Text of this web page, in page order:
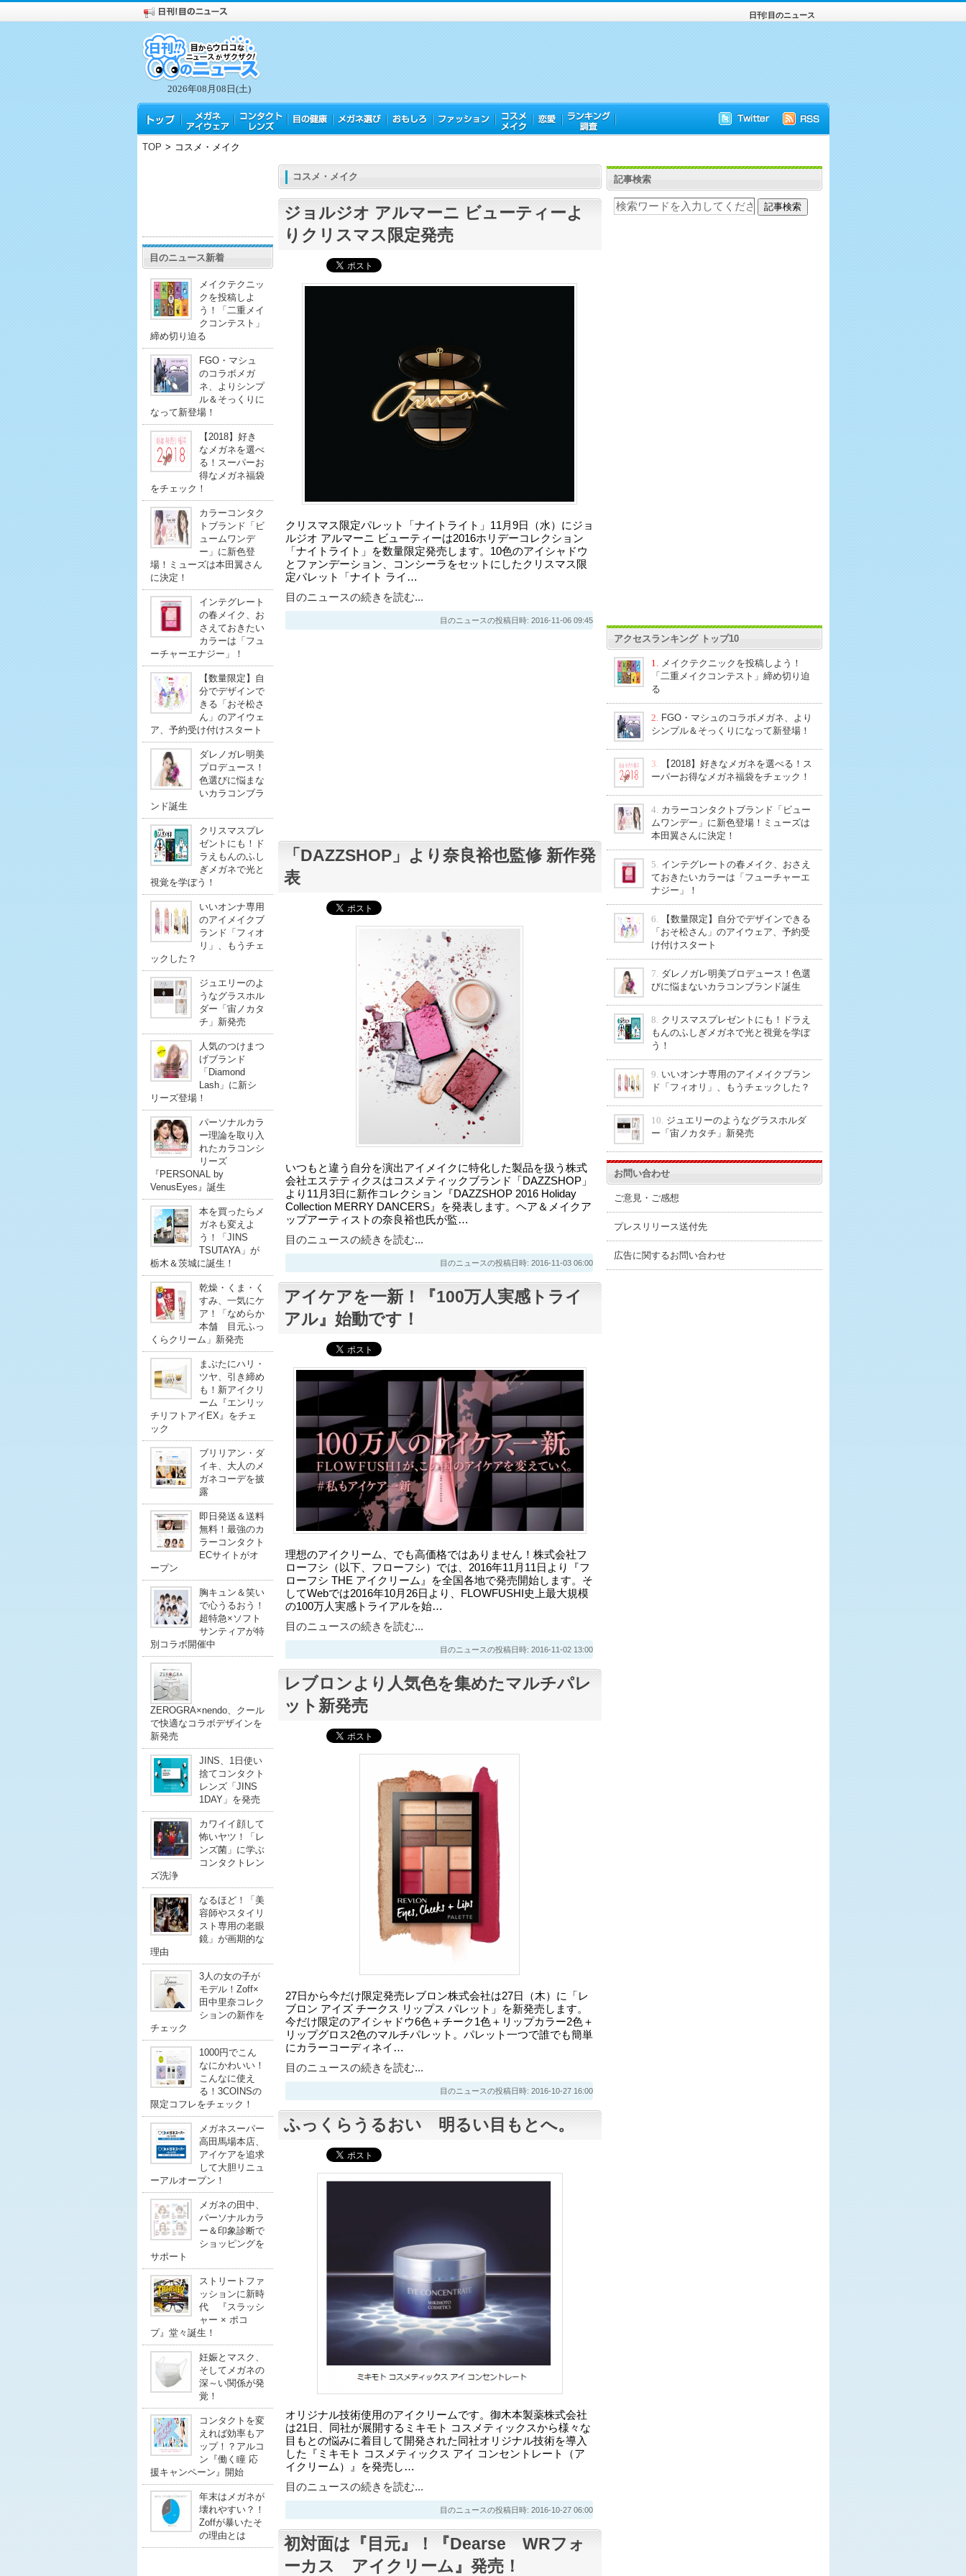
2026年08月08日(土)
日刊!目のニュース
TOP > コスメ・メイク
目のニュース新着
メイクテクニッ
クを投稿しよ
う！「二重メイ
クコンテスト」
締め切り迫る
FGO・マシュ
のコラボメガ
ネ、よりシンプ
ル＆そっくりに
なって新登場！
【2018】好き
なメガネを選べ
る！スーパーお
得なメガネ福袋
をチェック！
カラーコンタク
トブランド「ビ
ュームワンデ
ー」に新色登
場！ミューズは本田翼さん
に決定！
インテグレート
の春メイク、お
さえておきたい
カラーは「フュ
ーチャーエナジー」！
【数量限定】自
分でデザインで
きる「おそ松さ
ん」のアイウェ
ア、予約受け付けスタート
ダレノガレ明美
プロデュース！
色選びに悩まな
いカラコンブラ
ンド誕生
クリスマスプレ
ゼントにも！ド
ラえもんのふし
ぎメガネで光と
視覚を学ぼう！
いいオンナ専用
のアイメイクブ
ランド「フィオ
リ」、もうチェ
ックした？
ジュエリーのよ
うなグラスホル
ダー「宙ノカタ
チ」新発売
人気のつけまつ
げブランド
「Diamond
Lash」に新シ
リーズ登場！
パーソナルカラ
ー理論を取り入
れたカラコンシ
リーズ
『PERSONAL by
VenusEyes』誕生
本を買ったらメ
ガネも変えよ
う！「JINS
TSUTAYA」が
栃木＆茨城に誕生！
乾燥・くま・く
すみ、一気にケ
ア！「なめらか
本舗 目元ふっ
くらクリーム」新発売
まぶたにハリ・
ツヤ、引き締め
も！新アイクリ
ーム『エンリッ
チリフトアイEX』をチェ
ック
ブリリアン・ダ
イキ、大人のメ
ガネコーデを披
露
即日発送＆送料
無料！最強のカ
ラーコンタクト
ECサイトがオ
ープン
胸キュン＆笑い
で心うるおう！
超特急×ソフト
サンティアが特
別コラボ開催中
ZEROGRA×nendo、クール
で快適なコラボデザインを
新発売
JINS、1日使い
捨てコンタクト
レンズ「JINS
1DAY」を発売
カワイイ顔して
怖いヤツ！「レ
ンズ菌」に学ぶ
コンタクトレン
ズ洗浄
なるほど！「美
容師やスタイリ
スト専用の老眼
鏡」が画期的な
理由
3人の女の子が
モデル！Zoff×
田中里奈コレク
ションの新作を
チェック
1000円でこん
なにかわいい！
こんなに使え
る！3COINSの
限定コフレをチェック！
メガネスーパー
高田馬場本店、
アイケアを追求
して大胆リニュ
ーアルオープン！
メガネの田中、
パーソナルカラ
ー＆印象診断で
ショッピングを
サポート
ストリートファ
ッションに新時
代 『スラッシ
ャー × ポコ
プ』堂々誕生！
妊娠とマスク、
そしてメガネの
深～い関係が発
覚！
コンタクトを変
えれば効率もア
ップ！？アルコ
ン『働く瞳 応
援キャンペーン』開始
年末はメガネが
壊れやすい？！
Zoffが暴いたそ
の理由とは
コスメ・メイク
ジョルジオ アルマーニ ビューティーよ
りクリスマス限定発売
クリスマス限定パレット「ナイトライト」11月9日（水）にジョ
ルジオ アルマーニ ビューティーは2016ホリデーコレクション
「ナイトライト」を数量限定発売します。10色のアイシャドウ
とファンデーション、コンシーラをセットにしたクリスマス限
定パレット「ナイト ライ…
目のニュースの続きを読む...
目のニュースの投稿日時: 2016-11-06 09:45
「DAZZSHOP」より奈良裕也監修 新作発
表
いつもと違う自分を演出アイメイクに特化した製品を扱う株式
会社エステティクスはコスメティックブランド「DAZZSHOP」
より11月3日に新作コレクション『DAZZSHOP 2016 Holiday
Collection MERRY DANCERS』を発表します。ヘア＆メイクア
ップアーティストの奈良裕也氏が監…
目のニュースの続きを読む...
目のニュースの投稿日時: 2016-11-03 06:00
アイケアを一新！『100万人実感トライ
アル』始動です！
理想のアイクリーム、でも高価格ではありません！株式会社フ
ローフシ（以下、フローフシ）では、2016年11月11日より『フ
ローフシ THE アイクリーム』を全国各地で発売開始します。そ
してWebでは2016年10月26日より、FLOWFUSHI史上最大規模
の100万人実感トライアルを始…
目のニュースの続きを読む...
目のニュースの投稿日時: 2016-11-02 13:00
レブロンより人気色を集めたマルチパレ
ット新発売
27日から今だけ限定発売レブロン株式会社は27日（木）に「レ
ブロン アイズ チークス リップス パレット」を新発売します。
今だけ限定のアイシャドウ6色＋チーク1色＋リップカラー2色＋
リップグロス2色のマルチパレット。パレット一つで誰でも簡単
にカラーコーディネイ…
目のニュースの続きを読む...
目のニュースの投稿日時: 2016-10-27 16:00
ふっくらうるおい 明るい目もとへ。
オリジナル技術使用のアイクリームです。御木本製薬株式会社
は21日、同社が展開するミキモト コスメティックスから様々な
目もとの悩みに着目して開発された同社オリジナル技術を導入
した『ミキモト コスメティックス アイ コンセントレート（ア
イクリーム）』を発売し…
目のニュースの続きを読む...
目のニュースの投稿日時: 2016-10-27 06:00
初対面は『目元』！『Dearse WRフォ
ーカス アイクリーム』発売！
記事検索
アクセスランキング トップ10
1.
メイクテクニックを投稿しよう！
「二重メイクコンテスト」締め切り迫
る
2. FGO・マシュのコラボメガネ、より
シンプル＆そっくりになって新登場！
3.
【2018】好きなメガネを選べる！ス
ーパーお得なメガネ福袋をチェック！
4. カラーコンタクトブランド「ビュー
ムワンデー」に新色登場！ミューズは
本田翼さんに決定！
5. インテグレートの春メイク、おさえ
ておきたいカラーは「フューチャーエ
ナジー」！
6.
【数量限定】自分でデザインできる
「おそ松さん」のアイウェア、予約受
け付けスタート
7. ダレノガレ明美プロデュース！色選
びに悩まないカラコンブランド誕生
8. クリスマスプレゼントにも！ドラえ
もんのふしぎメガネで光と視覚を学ぼ
う！
9. いいオンナ専用のアイメイクブラン
ド「フィオリ」、もうチェックした？
10. ジュエリーのようなグラスホルダ
ー「宙ノカタチ」新発売
お問い合わせ
ご意見・ご感想
プレスリリース送付先
広告に関するお問い合わせ